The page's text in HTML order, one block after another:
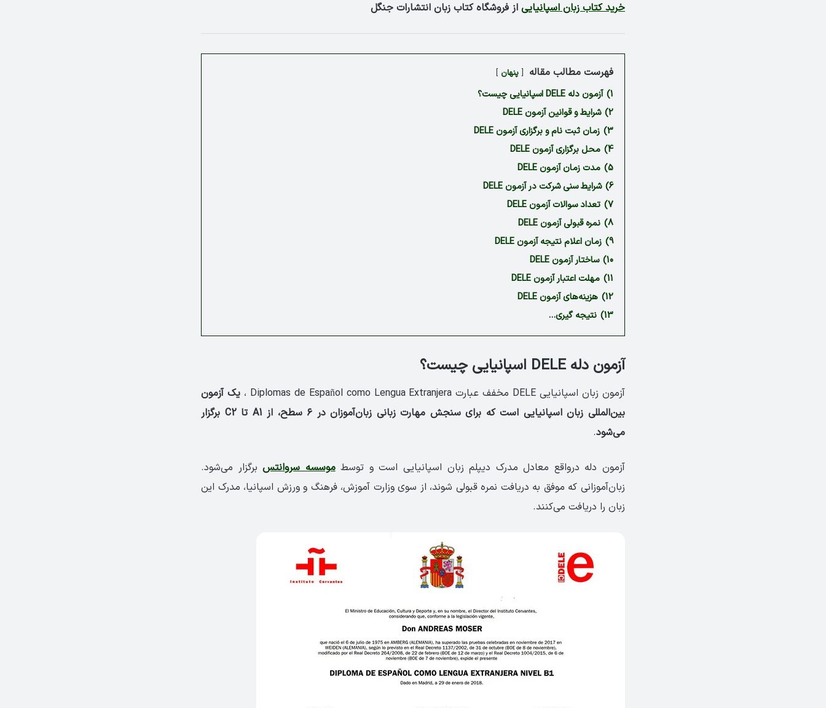
خرید کتاب زبان اسپانیایی از فروشگاه کتاب زبان انتشارات جنگل
فهرست مطالب مقاله پنهان
1) آزمون دله DELE اسپانیایی چیست؟
2) شرایط و قوانین آزمون DELE
3) زمان ثبت نام و برگزاری آزمون DELE
4) محل برگزاری آزمون DELE
5) مدت زمان آزمون DELE
6) شرایط سنی شرکت در آزمون DELE
7) تعداد سوالات آزمون DELE
8) نمره قبولی آزمون DELE
9) زمان اعلام نتیجه آزمون DELE
10) ساختار آزمون DELE
11) مهلت اعتبار آزمون DELE
12) هزینه‌های آزمون DELE
13) نتیجه گیری…
آزمون دله DELE اسپانیایی چیست؟
آزمون زبان اسپانیایی DELE مخفف عبارت Diplomas de Español como Lengua Extranjera ،
یک آزمون
بین‌المللی زبان اسپانیایی است که برای سنجش مهارت زبانی زبان‌آموزان در ۶ سطح، از A1 تا C2 برگزار
می‌شود.
آزمون دله درواقع معادل مدرک دیپلم زبان اسپانیایی است و توسطموسسه سروانتسبرگزار می‌شود.
زبان‌آموزانی که موفق به دریافت نمره قبولی شوند، از سوی وزارت آموزش، فرهنگ و ورزش اسپانیا، مدرک این
زبان را دریافت می‌کنند.